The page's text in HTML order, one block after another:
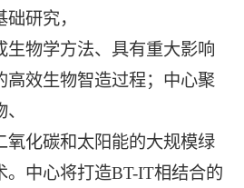
研究，
生物学方法、具有重大影响
高效生物智造过程；中心聚
氧化碳和太阳能的大规模绿
。中心将打造BT-IT相结合的